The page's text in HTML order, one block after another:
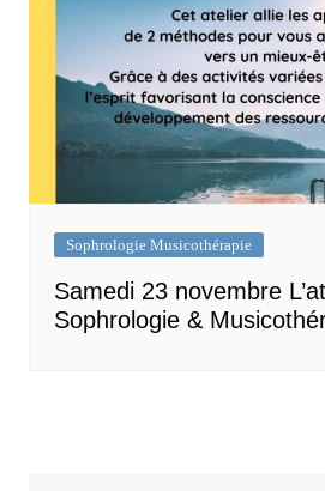
Sophrologie Musicothérapie
Samedi 23 novembre
Sophrologie &